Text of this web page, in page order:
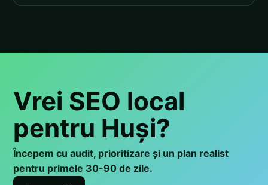
Vrei SEO local
pentru Huși?
Începem cu audit, prioritizare și un plan realist
pentru primele 30-90 de zile.